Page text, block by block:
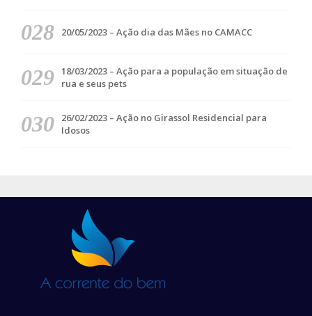
20/05/2023 – Ação dia das Mães no CAMACC
18/03/2023 – Ação para a população em situação de
rua e seus pets
26/02/2023 – Ação no Girassol Residencial para
Idosos